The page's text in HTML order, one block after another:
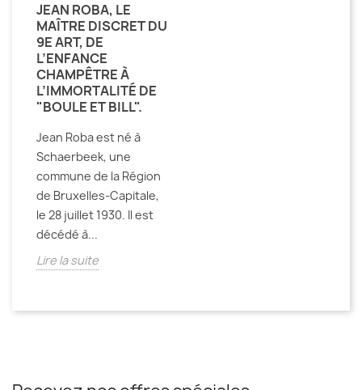
JEAN ROBA, LE
MAÎTRE DISCRET DU
9E ART, DE
L’ENFANCE
CHAMPÊTRE À
L’IMMORTALITÉ DE
"BOULE ET BILL".
Jean Roba est né à
Schaerbeek, une
commune de la Région
de Bruxelles-Capitale,
le 28 juillet 1930. Il est
décédé à...
Lire la suite